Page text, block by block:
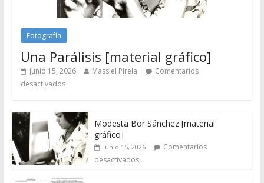
Fotografía
Una Parálisis [material gráfico]
junio 15, 2026 Massiel Pirela
Comentarios
desactivados
Modesta Bor Sánchez [material
gráfico]
junio 15, 2026
Comentarios
desactivados